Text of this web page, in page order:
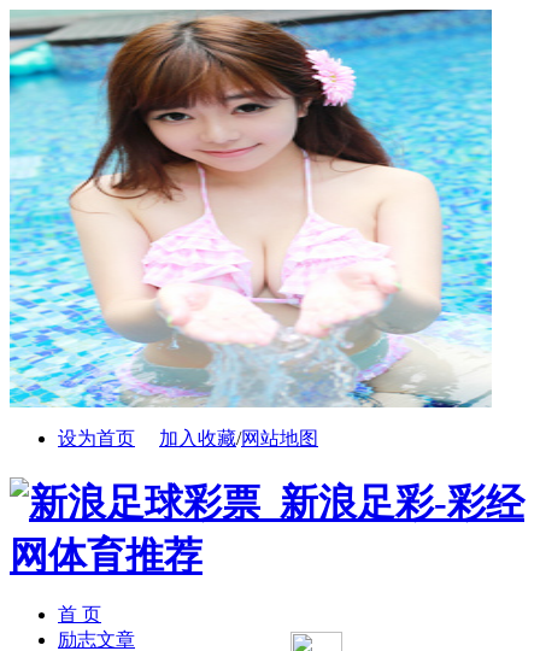
设为首页 加入收藏/网站地图
首 页
励志文章